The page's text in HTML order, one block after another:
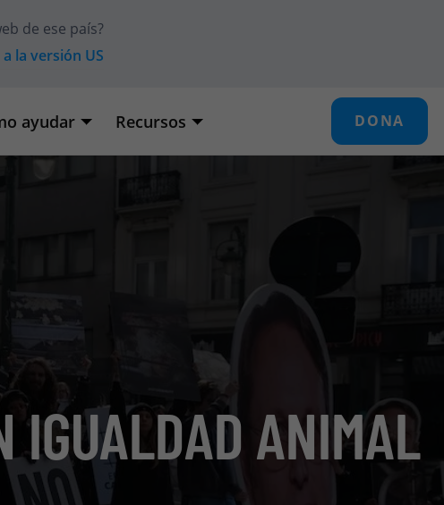
de ese país?
a la versión US
ayudar Recursos DONA
IGUALDAD ANIMAL